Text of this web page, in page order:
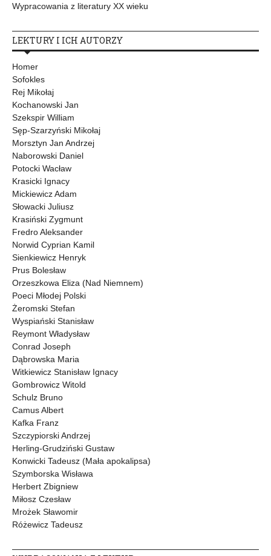
Wypracowania z literatury XX wieku
LEKTURY I ICH AUTORZY
Homer
Sofokles
Rej Mikołaj
Kochanowski Jan
Szekspir William
Sęp-Szarzyński Mikołaj
Morsztyn Jan Andrzej
Naborowski Daniel
Potocki Wacław
Krasicki Ignacy
Mickiewicz Adam
Słowacki Juliusz
Krasiński Zygmunt
Fredro Aleksander
Norwid Cyprian Kamil
Sienkiewicz Henryk
Prus Bolesław
Orzeszkowa Eliza (Nad Niemnem)
Poeci Młodej Polski
Żeromski Stefan
Wyspiański Stanisław
Reymont Władysław
Conrad Joseph
Dąbrowska Maria
Witkiewicz Stanisław Ignacy
Gombrowicz Witold
Schulz Bruno
Camus Albert
Kafka Franz
Szczypiorski Andrzej
Herling-Grudziński Gustaw
Konwicki Tadeusz (Mała apokalipsa)
Szymborska Wisława
Herbert Zbigniew
Miłosz Czesław
Mrożek Sławomir
Różewicz Tadeusz